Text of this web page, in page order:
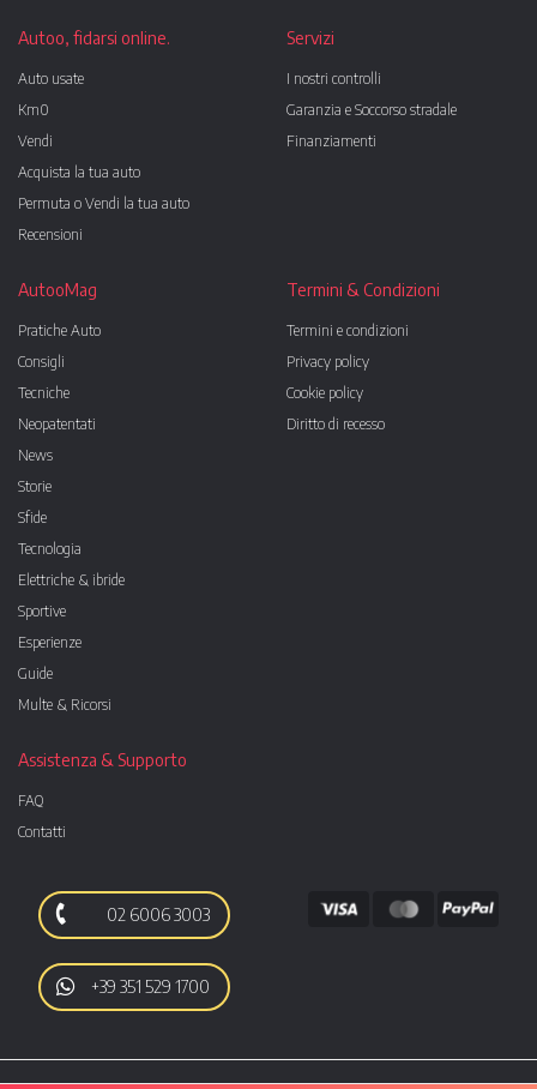
Autoo, fidarsi online.
Auto usate
Km0
Vendi
Acquista la tua auto
Permuta o Vendi la tua auto
Recensioni
Servizi
I nostri controlli
Garanzia e Soccorso stradale
Finanziamenti
AutooMag
Pratiche Auto
Consigli
Tecniche
Neopatentati
News
Storie
Sfide
Tecnologia
Elettriche & ibride
Sportive
Esperienze
Guide
Multe & Ricorsi
Termini & Condizioni
Termini e condizioni
Privacy policy
Cookie policy
Diritto di recesso
Assistenza & Supporto
FAQ
Contatti
02 6006 3003
+39 351 529 1700